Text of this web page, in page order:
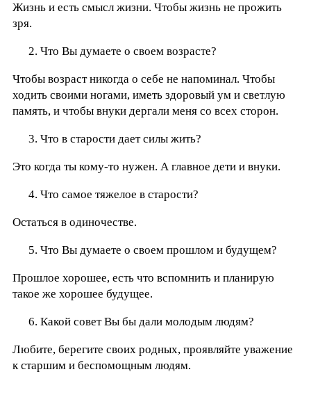
Жизнь и есть смысл жизни. Чтобы жизнь не прожить
зря.
Что Вы думаете о своем возрасте?
Чтобы возраст никогда о себе не напоминал. Чтобы
ходить своими ногами, иметь здоровый ум и светлую
память, и чтобы внуки дергали меня со всех сторон.
Что в старости дает силы жить?
Это когда ты кому-то нужен. А главное дети и внуки.
Что самое тяжелое в старости?
Остаться в одиночестве.
Что Вы думаете о своем прошлом и будущем?
Прошлое хорошее, есть что вспомнить и планирую
такое же хорошее будущее.
Какой совет Вы бы дали молодым людям?
Любите, берегите своих родных, проявляйте уважение
к старшим и беспомощным людям.